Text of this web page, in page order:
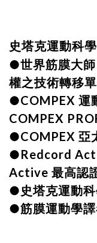
史塔克運動科
●世界筋膜大
權之技術轉移
●COMPEX 運
COMPEX
●COMPEX 亞
●Redcord
Active 最高認
●史塔克運動科
●筋膜運動學